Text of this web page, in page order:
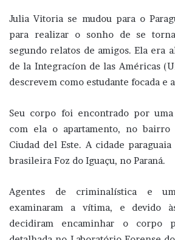
Julia Vitoria se mudou para o
para realizar o sonho de se
segundo relatos de amigos. Ela era
de la Integracíon de las Américas
descrevem como estudante focada e
Seu corpo foi encontrado por
com ela o apartamento, no
Ciudad del Este. A cidade
brasileira Foz do Iguaçu, no Paraná.
Agentes de criminalística e
examinaram a vítima, e devido
decidiram encaminhar o corpo